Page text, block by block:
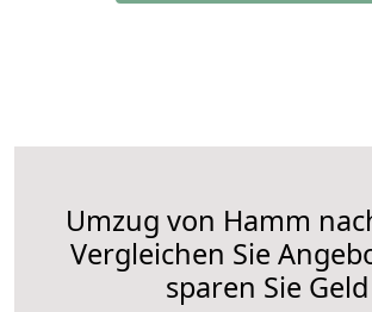
Umzug von Hamm
Vergleichen Sie
sparen Sie Geld